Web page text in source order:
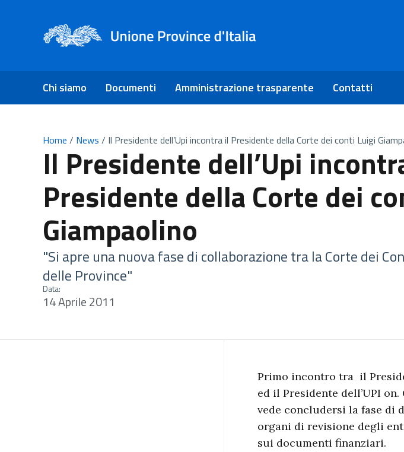
Chi siamo Documenti Amministrazione trasparente Contatti
Home / News / Il Presidente dell’Upi incontra il Presidente della Corte dei conti Luigi
Il Presidente dell’Upi
Presidente della Corte dei
Giampaolino
"Si apre una nuova fase di collaborazione tra la Corte dei
delle Province"
Data:
14 Aprile 2011
Primo incontro tra il
ed il Presidente dell’UPI
vede concludersi la fase di
organi di revisione degli
sui documenti finanziari.